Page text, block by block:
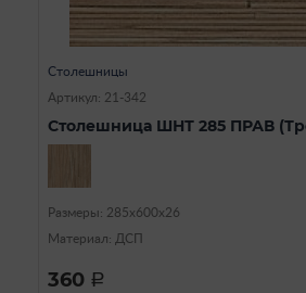
Столешницы
Артикул: 21-342
Столешница ШНТ 285 ПРАВ
Размеры: 285х600х26
Материал: ДСП
360 a